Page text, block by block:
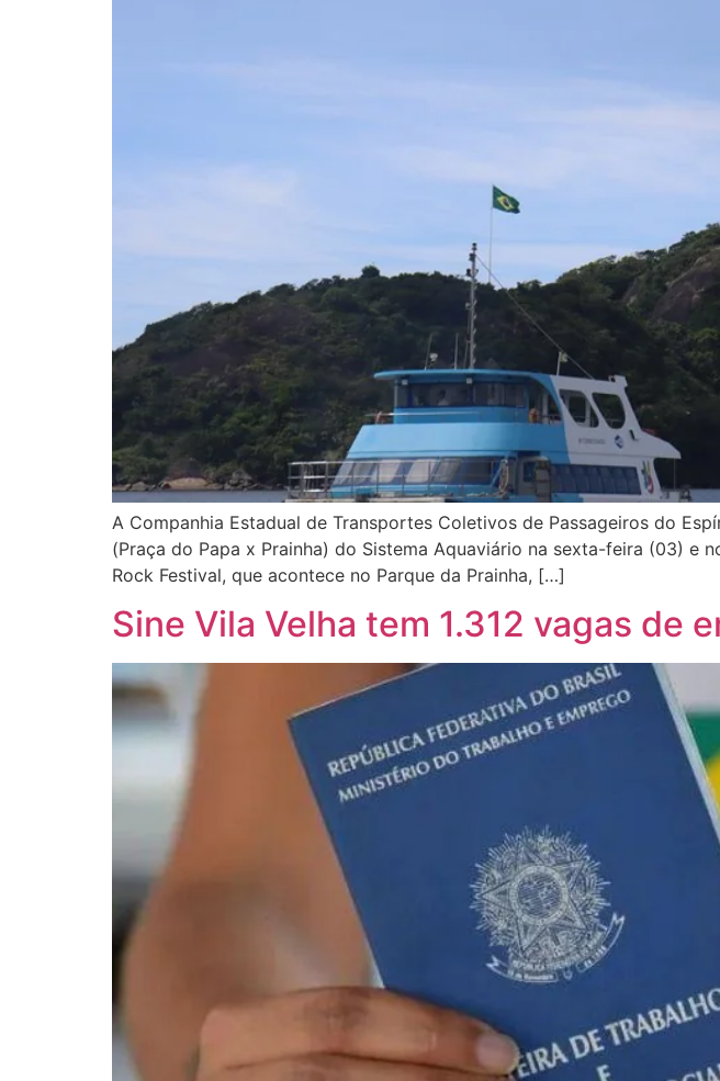
A Companhia Estadual de Transportes Coletivos de Passageiros do
(Praça do Papa x Prainha) do Sistema Aquaviário na sexta-feira (03)
Rock Festival, que acontece no Parque da Prainha, […]
Sine Vila Velha tem 1.312 vagas de